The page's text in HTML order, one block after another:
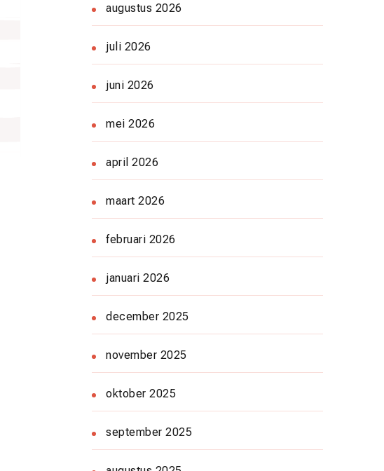
augustus 2026
juli 2026
juni 2026
mei 2026
april 2026
maart 2026
februari 2026
januari 2026
december 2025
november 2025
oktober 2025
september 2025